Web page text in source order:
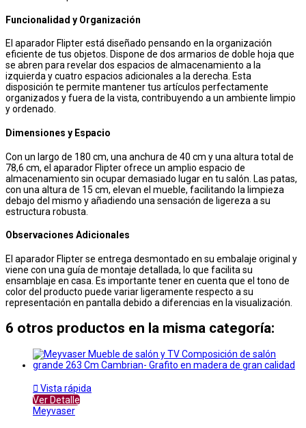
Funcionalidad y Organización
El aparador Flipter está diseñado pensando en la organización
eficiente de tus objetos. Dispone de dos armarios de doble hoja que
se abren para revelar dos espacios de almacenamiento a la
izquierda y cuatro espacios adicionales a la derecha. Esta
disposición te permite mantener tus artículos perfectamente
organizados y fuera de la vista, contribuyendo a un ambiente limpio
y ordenado.
Dimensiones y Espacio
Con un largo de 180 cm, una anchura de 40 cm y una altura total de
78,6 cm, el aparador Flipter ofrece un amplio espacio de
almacenamiento sin ocupar demasiado lugar en tu salón. Las patas,
con una altura de 15 cm, elevan el mueble, facilitando la limpieza
debajo del mismo y añadiendo una sensación de ligereza a su
estructura robusta.
Observaciones Adicionales
El aparador Flipter se entrega desmontado en su embalaje original y
viene con una guía de montaje detallada, lo que facilita su
ensamblaje en casa. Es importante tener en cuenta que el tono de
color del producto puede variar ligeramente respecto a su
representación en pantalla debido a diferencias en la visualización.
6 otros productos en la misma categoría:
 Vista rápida
Ver Detalle
Meyvaser